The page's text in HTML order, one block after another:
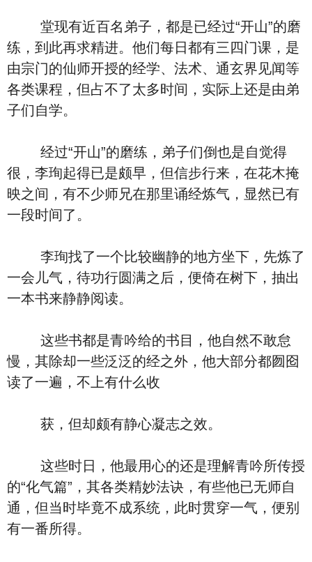
堂现有近百名弟子，都是已经过“开山”的磨
练，到此再求精进。他们每日都有三四门课，是
由宗门的仙师开授的经学、法术、通玄界见闻等
各类课程，但占不了太多时间，实际上还是由弟
子们自学。
经过“开山”的磨练，弟子们倒也是自觉得
很，李珣起得已是颇早，但信步行来，在花木掩
映之间，有不少师兄在那里诵经炼气，显然已有
一段时间了。
李珣找了一个比较幽静的地方坐下，先炼了
一会儿气，待功行圆满之后，便倚在树下，抽出
一本书来静静阅读。
这些书都是青吟给的书目，他自然不敢怠
慢，其除却一些泛泛的经之外，他大部分都囫囵
读了一遍，不上有什么收
获，但却颇有静心凝志之效。
这些时日，他最用心的还是理解青吟所传授
的“化气篇”，其各类精妙法诀，有些他已无师自
通，但当时毕竟不成系统，此时贯穿一气，便别
有一番所得。